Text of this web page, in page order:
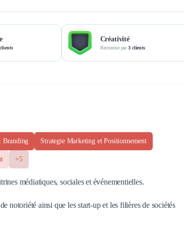
Créativité
Reconnue par3 clients
Branding Strategie Marketing et Positionnement
+5
médiatiques, sociales et événementielles.
notoriété ainsi que les start-up et les filières de sociétés